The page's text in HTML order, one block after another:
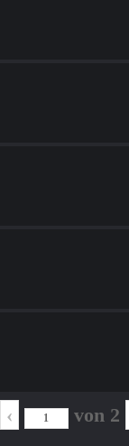
‹ von 2